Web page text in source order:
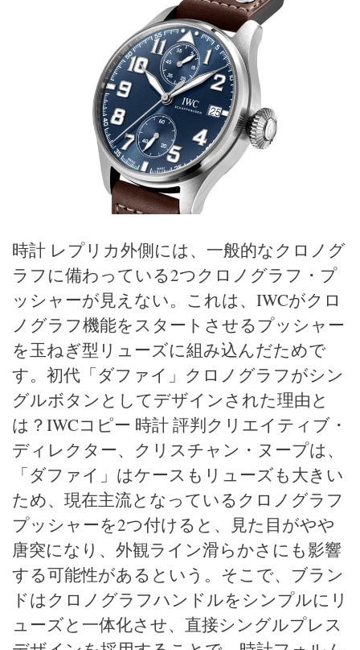
時計 レプリカ外側には、一般的なクロノグ
ラフに備わっている2つクロノグラフ・プ
ッシャーが見えない。これは、IWCがクロ
ノグラフ機能をスタートさせるプッシャー
を玉ねぎ型リューズに組み込んだためで
す。初代「ダファイ」クロノグラフがシン
グルボタンとしてデザインされた理由と
は？IWCコピー 時計 評判クリエイティブ・
ディレクター、クリスチャン・ヌープは、
「ダファイ」はケースもリューズも大きい
ため、現在主流となっているクロノグラフ
プッシャーを2つ付けると、見た目がやや
唐突になり、外観ライン滑らかさにも影響
する可能性があるという。そこで、ブラン
ドはクロノグラフハンドルをシンプルにリ
ューズと一体化させ、直接シングルプレス